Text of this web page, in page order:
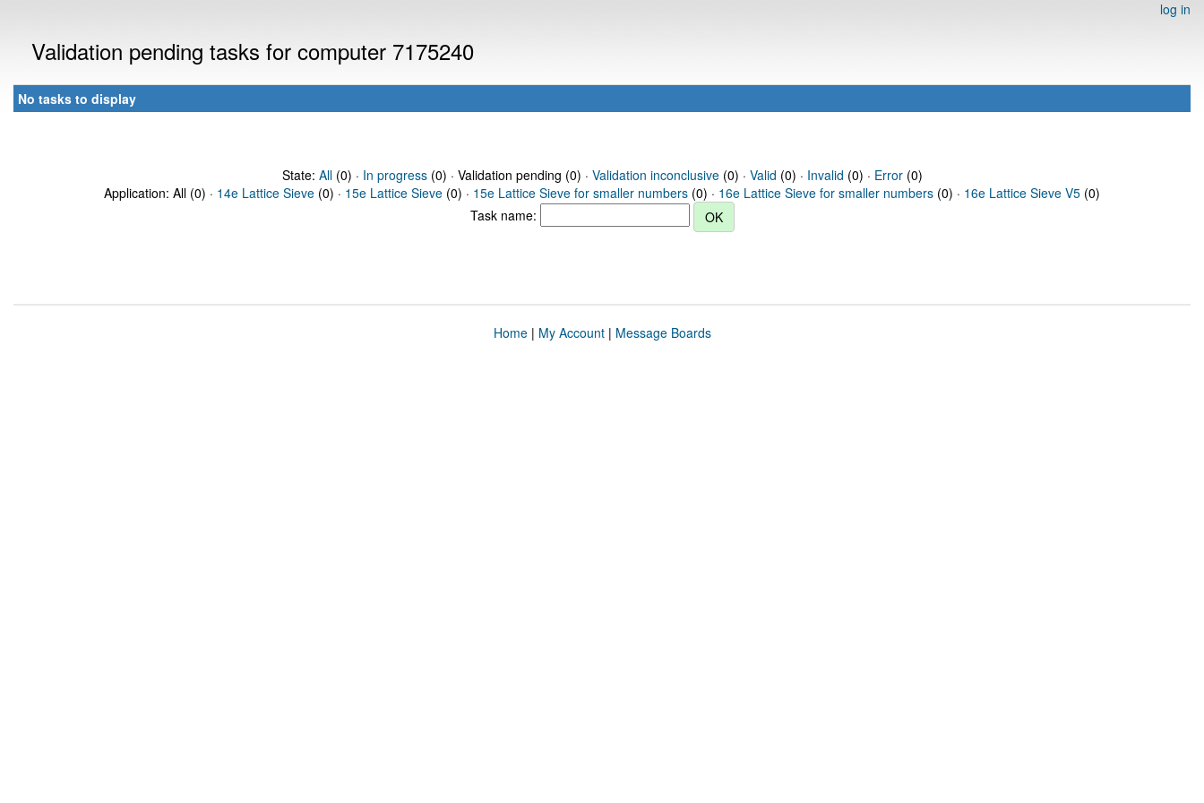
log in
Validation pending tasks for computer 7175240
No tasks to display
State: All(0) · In progress(0) · Validation pending (0) · Validation inconclusive(0) · Valid (0) · Invalid (0) · Error(0)
Application: All (0) · 14e Lattice Sieve (0) · 15e Lattice Sieve (0) · 15e Lattice Sieve for smaller numbers (0) · 16e Lattice Sieve for smaller numbers (0) · 16e Lattice Sieve V5 (0)
Task name:
Home| My Account| Message Boards